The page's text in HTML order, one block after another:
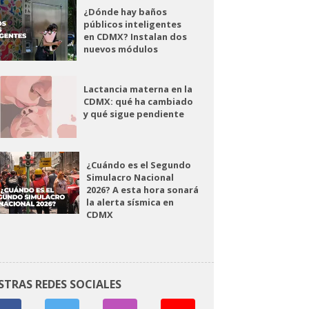
¿Dónde hay baños
públicos inteligentes
en CDMX? Instalan dos
nuevos módulos
Lactancia materna en la
CDMX: qué ha cambiado
y qué sigue pendiente
¿Cuándo es el Segundo
Simulacro Nacional
2026? A esta hora sonará
la alerta sísmica en
CDMX
REDES SOCIALES